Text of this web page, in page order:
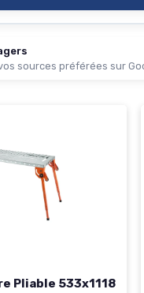
sources préférées sur
Pliable 533x1118